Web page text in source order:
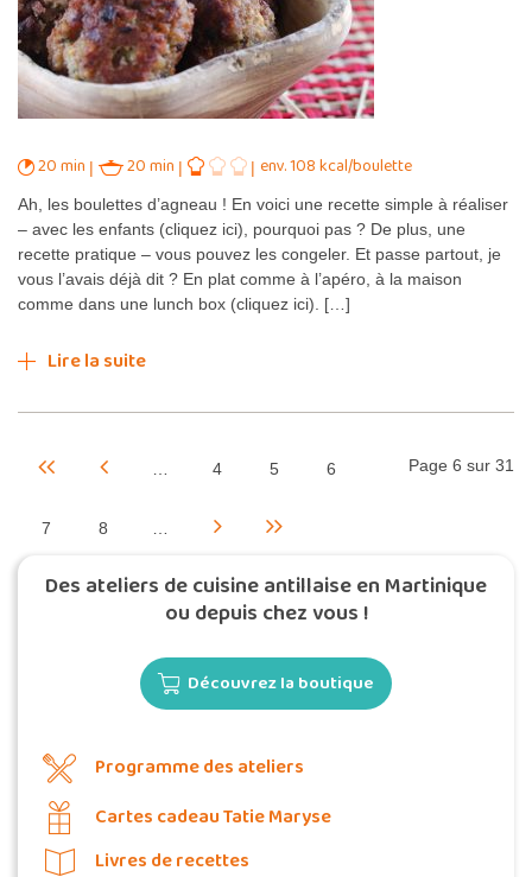
20 min 20 min env. 108 kcal/boulette
Ah, les boulettes d’agneau ! En voici une recette simple à réaliser
– avec les enfants (cliquez ici), pourquoi pas ? De plus, une
recette pratique – vous pouvez les congeler. Et passe partout, je
vous l’avais déjà dit ? En plat comme à l’apéro, à la maison
comme dans une lunch box (cliquez ici). […]
Lire la suite
Page 6 sur 31
4 5 6
7 8
Des ateliers de cuisine antillaise en Martinique
ou depuis chez vous !
Découvrez la boutique
Programme des ateliers
Cartes cadeau Tatie Maryse
Livres de recettes